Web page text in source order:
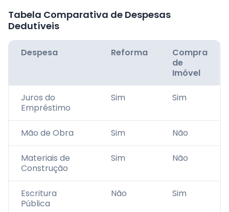
Tabela Comparativa de Despesas
Dedutíveis
Despesa Reforma
Compra
de
Imóvel
Juros do
Empréstimo
Sim Sim
Mão de Obra Sim Não
Materiais de
Construção
Sim Não
Escritura
Pública
Não Sim